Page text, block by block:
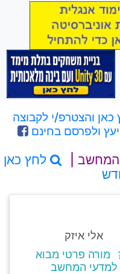
והצטרפ/י לקבוצה
ולפרסם בחינם
המחשב |
לחץ כאן
אלי איזק
מורה פרטי מבוא
למדעי המחשב